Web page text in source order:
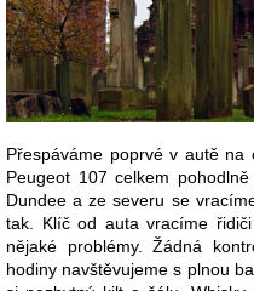
Přespáváme poprvé v autě na
Peugeot 107 celkem
Dundee a ze severu se
tak. Klíč od auta vracíme
nějaké problémy. Žádná
hodiny navštěvujeme s plnou